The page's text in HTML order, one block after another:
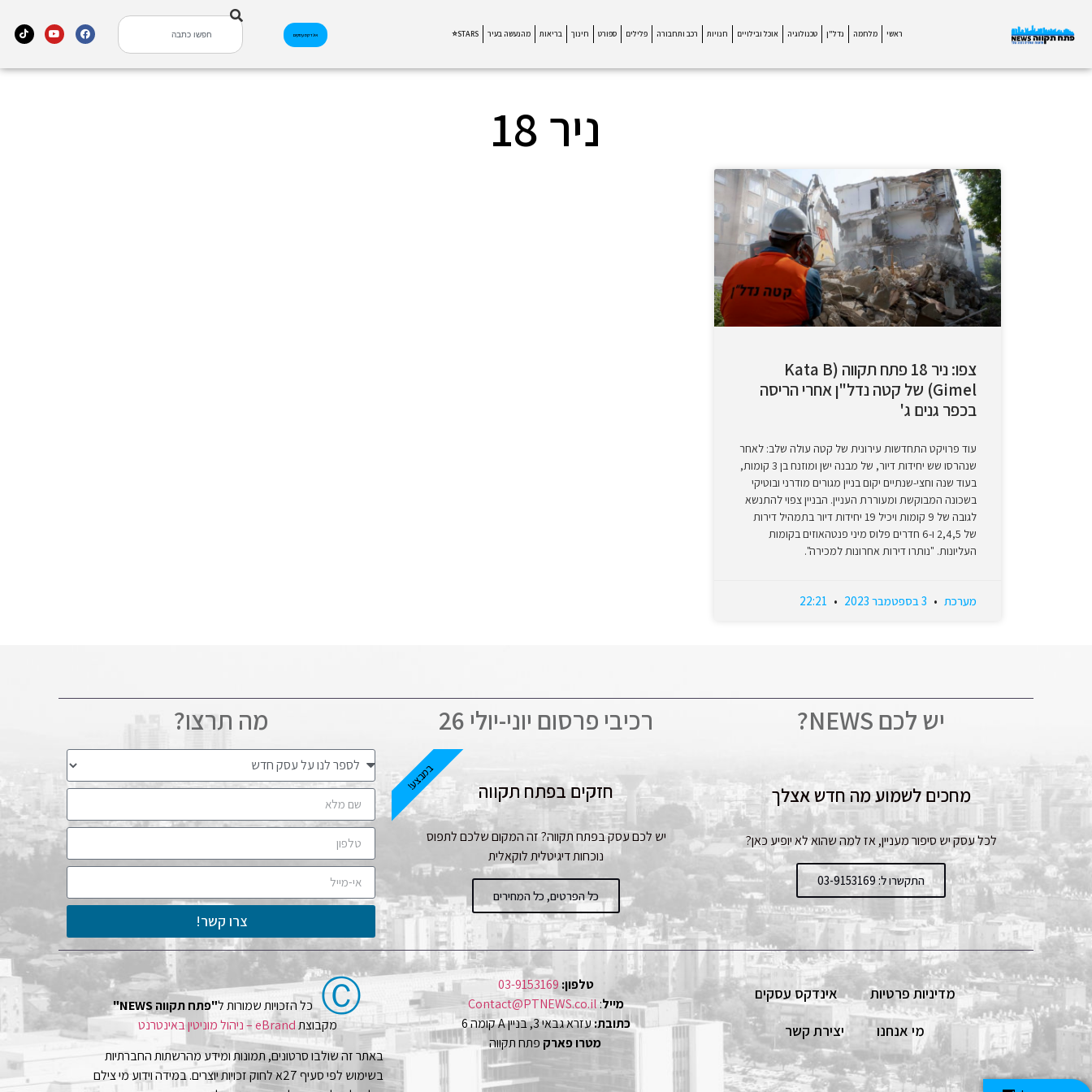
ראשי מלחמה נדל"ן טכנולוגיה אוכל ובילויים חנויות רכב ותחבורה פלילים ספורט חינוך בריאות מהנעשה בעיר STARS⭐ אינדקס עסקים
ניר 18
צפו: ניר 18 פתח תקווה (Kata B
Gimel) של קטה נדל"ן אחרי הריסה
בכפר גנים ג'
עוד פרויקט התחדשות עירונית של קטה עולה שלב: לאחר
שנהרסו שש יחידות דיור, של מבנה ישן ומוזנח בן 3 קומות,
בעוד שנה וחצי-שנתיים יקום בניין מגורים מודרני ובוטיקי
בשכונה המבוקשת ומעוררת העניין. הבניין צפוי להתנשא
לגובה של 9 קומות ויכיל 19 יחידות דיור בתמהיל דירות
של 2,4,5 ו-6 חדרים פלוס מיני פנטהאוזים בקומות
העליונות. "נותרו דירות אחרונות למכירה".
מערכת
יש לכם NEWS?
מחכים לשמוע מה חדש אצלך
לכל עסק יש סיפור מעניין, אז למה שהוא לא יופיע כאן?
התקשרו ל: 03-9153169
רכיבי פרסום יוני-יולי 26
חזקים בפתח תקווה
יש לכם עסק בפתח תקווה? זה המקום שלכם לתפוס
נוכחות דיגיטלית לוקאלית
כל הפרטים, כל המחירים
במבצע!
מה תרצו?
צרו קשר!
מדיניות פרטיות
אינדקס עסקים
מי אנחנו
יצירת קשר
טלפון: 03-9153169
מייל:
Contact@PTNEWS.co.il
כתובת:עזרא גבאי 3, בניין A קומה 6
מטרו פארק פתח תקווה
Ⓒ כל הזכויות שמורות ל"פתח תקווה NEWS"
מקבוצתeBrand – ניהול מוניטין באינטרנט
באתר זה שולבו סרטונים, תמונות ומידע מהרשתות החברתיות
בשימוש לפי סעיף 27א לחוק זכויות יוצרים. במידה וידוע מי צילם